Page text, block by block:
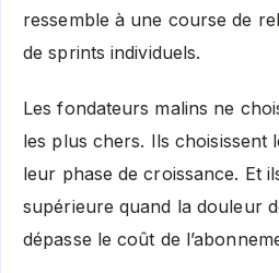
ressemble à une course de
de sprints individuels.
Les fondateurs malins ne
les plus chers. Ils choisissent
leur phase de croissance. Et
supérieure quand la douleur
dépasse le coût de